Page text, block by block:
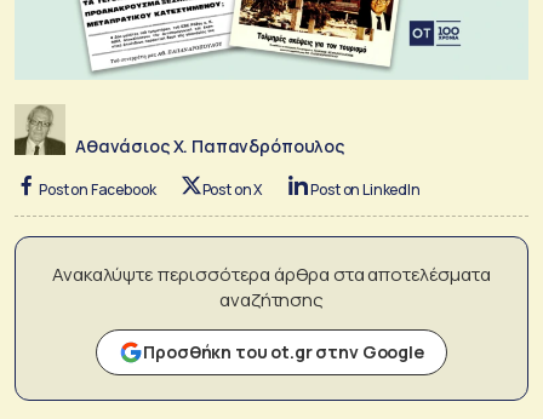
Αθανάσιος Χ. Παπανδρόπουλος
Post on Facebook Post on X Post on LinkedIn
Ανακαλύψτε περισσότερα άρθρα στα αποτελέσματα
αναζήτησης
Προσθήκη του ot.gr στην Google